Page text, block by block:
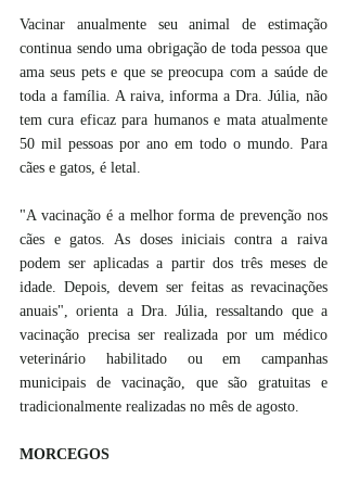
Vacinar anualmente seu animal de estimação
continua sendo uma obrigação de toda pessoa que
ama seus pets e que se preocupa com a saúde de
toda a família. A raiva, informa a Dra. Júlia, não
tem cura eficaz para humanos e mata atualmente
50 mil pessoas por ano em todo o mundo. Para
cães e gatos, é letal.
"A vacinação é a melhor forma de prevenção nos
cães e gatos. As doses iniciais contra a raiva
podem ser aplicadas a partir dos três meses de
idade. Depois, devem ser feitas as revacinações
anuais", orienta a Dra. Júlia, ressaltando que a
vacinação precisa ser realizada por um médico
veterinário habilitado ou em campanhas
municipais de vacinação, que são gratuitas e
tradicionalmente realizadas no mês de agosto.
MORCEGOS